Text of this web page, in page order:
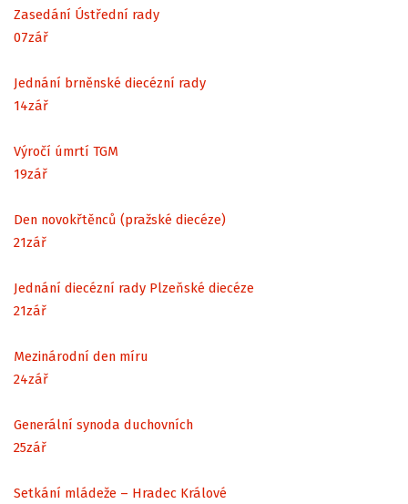
Zasedání Ústřední rady
07zář
Jednání brněnské diecézní rady
14zář
Výročí úmrtí TGM
19zář
Den novokřtěnců (pražské diecéze)
21zář
Jednání diecézní rady Plzeňské diecéze
21zář
Mezinárodní den míru
24zář
Generální synoda duchovních
25zář
Setkání mládeže – Hradec Králové